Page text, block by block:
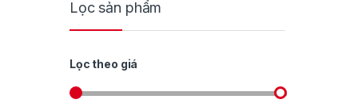
Lọc sản phẩm
Lọc theo giá